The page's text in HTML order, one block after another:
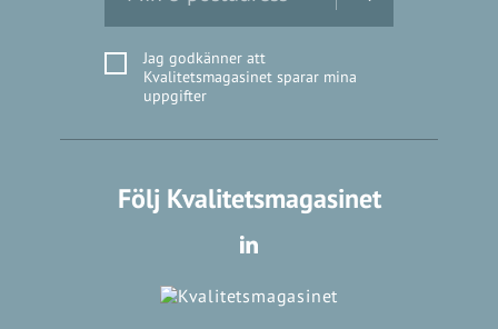
Jag godkänner att
Kvalitetsmagasinet sparar mina
uppgifter
Följ Kvalitetsmagasinet